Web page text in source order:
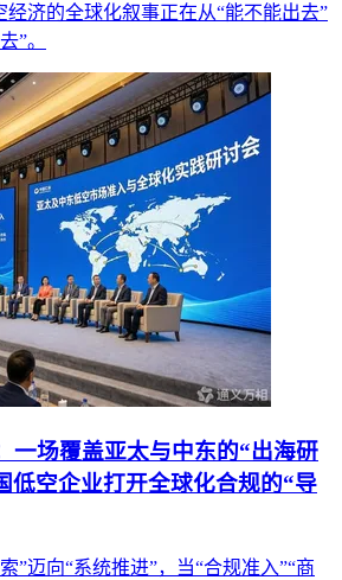
经济的全球化叙事正在从“能不能出去”
”。
一场覆盖亚太与中东的“出海研
低空企业打开全球化合规的“导
”迈向“系统推进”，当“合规准入”“商